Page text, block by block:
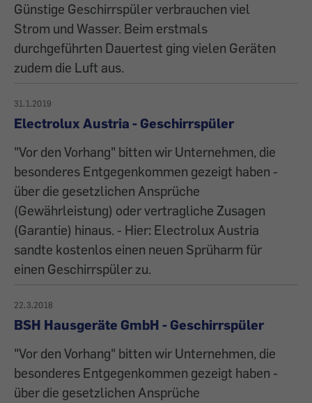
Günstige Geschirrspüler verbrauchen viel
Strom und Wasser. Beim erstmals
durchgeführten Dauertest ging vielen Geräten
zudem die Luft aus.
31.1.2019
Electrolux Austria - Geschirrspüler
"Vor den Vorhang" bitten wir Unternehmen, die
besonderes Entgegenkommen gezeigt haben -
über die gesetzlichen Ansprüche
(Gewährleistung) oder vertragliche Zusagen
(Garantie) hinaus. - Hier: Electrolux Austria
sandte kostenlos einen neuen Sprüharm für
einen Geschirrspüler zu.
22.3.2018
BSH Hausgeräte GmbH - Geschirrspüler
"Vor den Vorhang" bitten wir Unternehmen, die
besonderes Entgegenkommen gezeigt haben -
über die gesetzlichen Ansprüche